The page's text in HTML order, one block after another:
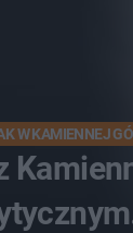
W KAMIENNEJ